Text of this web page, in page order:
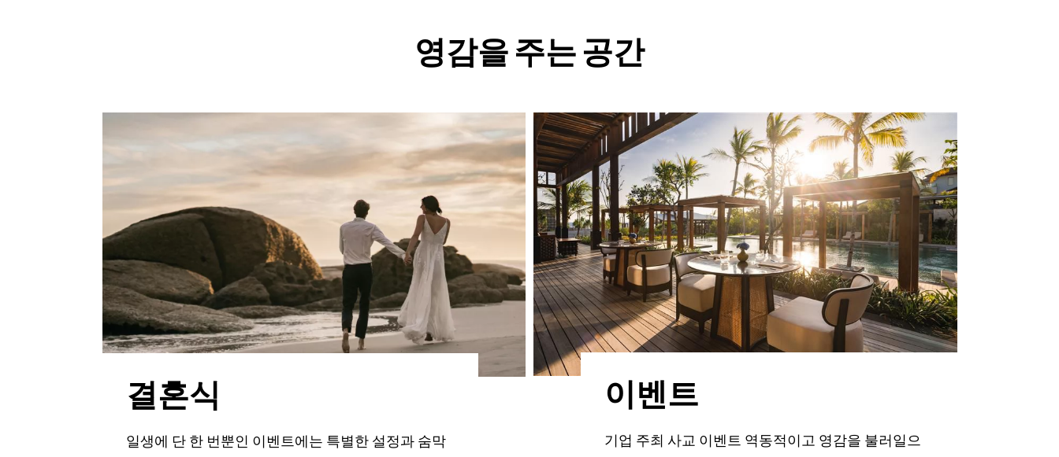
영감을 주는 공간
결혼식
일생에 단 한 번뿐인 이벤트에는 특별한 설정과 숨막
이벤트
기업 주최 사교 이벤트 역동적이고 영감을 불러일으